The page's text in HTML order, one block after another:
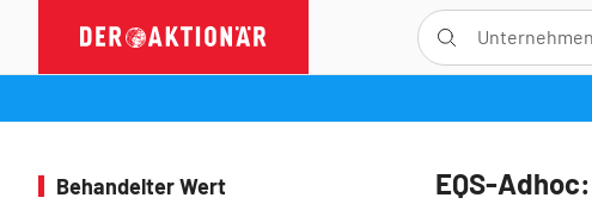
EQS-
Behandelter Wert